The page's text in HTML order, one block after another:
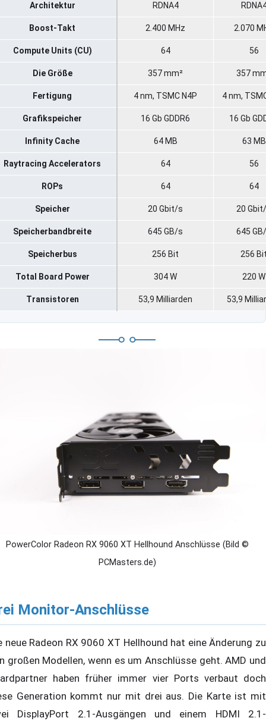
Architektur RDNA4
Boost-Takt 2.400 MHz 2.070
Compute Units (CU) 64 56
Die Größe 357 mm² 357
Fertigung 4 nm, TSMC N4P 4 nm,
Grafikspeicher 16 Gb GDDR6 16 Gb
Infinity Cache 64 MB 63 MB
Raytracing Accelerators 64 56
ROPs 64 64
Speicher 20 Gbit/s 20
Speicherbandbreite 645 GB/s 645
Speicherbus 256 Bit 256
Total Board Power 304 W 220 W
Transistoren 53,9 Milliarden 53,9
PowerColor Radeon RX 9060 XT Hellhound Anschlüsse (Bild ©
PCMasters.de)
Monitor-Anschlüsse
neue Radeon RX 9060 XT Hellhound hat eine Änderung zu
großen Modellen, wenn es um Anschlüsse geht. AMD und
haben früher immer vier Ports verbaut doch
Generation kommt nur mit drei aus. Die Karte ist mit
DisplayPort 2.1-Ausgängen und einem HDMI 2.1-